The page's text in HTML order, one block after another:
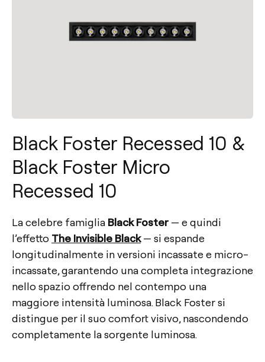
Black Foster Recessed 10 &
Black Foster Micro
Recessed 10
La celebre famiglia Black Foster — e quindi
l’effetto The Invisible Black— si espande
longitudinalmente in versioni incassate e micro-
incassate, garantendo una completa integrazione
nello spazio offrendo nel contempo una
maggiore intensità luminosa. Black Foster si
distingue per il suo comfort visivo, nascondendo
completamente la sorgente luminosa.